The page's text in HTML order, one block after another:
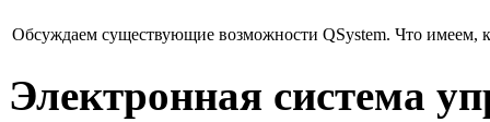
Обсуждаем существующие возможности QSystem. Что имеем,
Электронная система